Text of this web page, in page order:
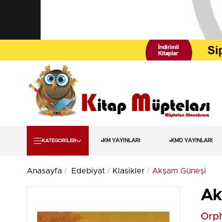
KATEGORİLER KM YAYINLARI KMD YAYINLARI
Anasayfa Edebiyat Klasikler Akşam Güneşi